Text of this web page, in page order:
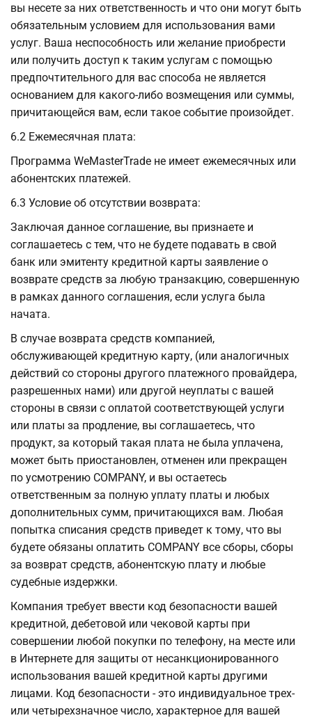
вы несете за них ответственность и что они могут быть
обязательным условием для использования вами
услуг. Ваша неспособность или желание приобрести
или получить доступ к таким услугам с помощью
предпочтительного для вас способа не является
основанием для какого-либо возмещения или суммы,
причитающейся вам, если такое событие произойдет.
6.2 Ежемесячная плата:
Программа WeMasterTrade не имеет ежемесячных или
абонентских платежей.
6.3 Условие об отсутствии возврата:
Заключая данное соглашение, вы признаете и
соглашаетесь с тем, что не будете подавать в свой
банк или эмитенту кредитной карты заявление о
возврате средств за любую транзакцию, совершенную
в рамках данного соглашения, если услуга была
начата.
В случае возврата средств компанией,
обслуживающей кредитную карту, (или аналогичных
действий со стороны другого платежного провайдера,
разрешенных нами) или другой неуплаты с вашей
стороны в связи с оплатой соответствующей услуги
или платы за продление, вы соглашаетесь, что
продукт, за который такая плата не была уплачена,
может быть приостановлен, отменен или прекращен
по усмотрению COMPANY, и вы остаетесь
ответственным за полную уплату платы и любых
дополнительных сумм, причитающихся вам. Любая
попытка списания средств приведет к тому, что вы
будете обязаны оплатить COMPANY все сборы, сборы
за возврат средств, абонентскую плату и любые
судебные издержки.
Компания требует ввести код безопасности вашей
кредитной, дебетовой или чековой карты при
совершении любой покупки по телефону, на месте или
в Интернете для защиты от несанкционированного
использования вашей кредитной карты другими
лицами. Код безопасности - это индивидуальное трех-
или четырехзначное число, характерное для вашей